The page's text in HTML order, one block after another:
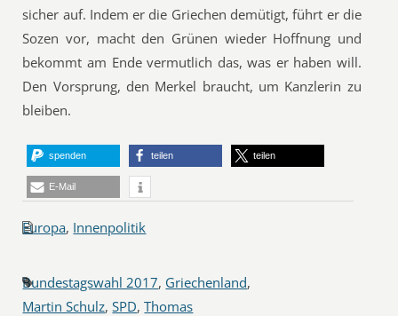
sicher auf. Indem er die Griechen demütigt, führt er die
Sozen vor, macht den Grünen wieder Hoffnung und
bekommt am Ende vermutlich das, was er haben will.
Den Vorsprung, den Merkel braucht, um Kanzlerin zu
bleiben.
spenden teilen teilen
E-Mail
Europa, Innenpolitik
Bundestagswahl 2017, Griechenland,
Martin Schulz,SPD,Thomas